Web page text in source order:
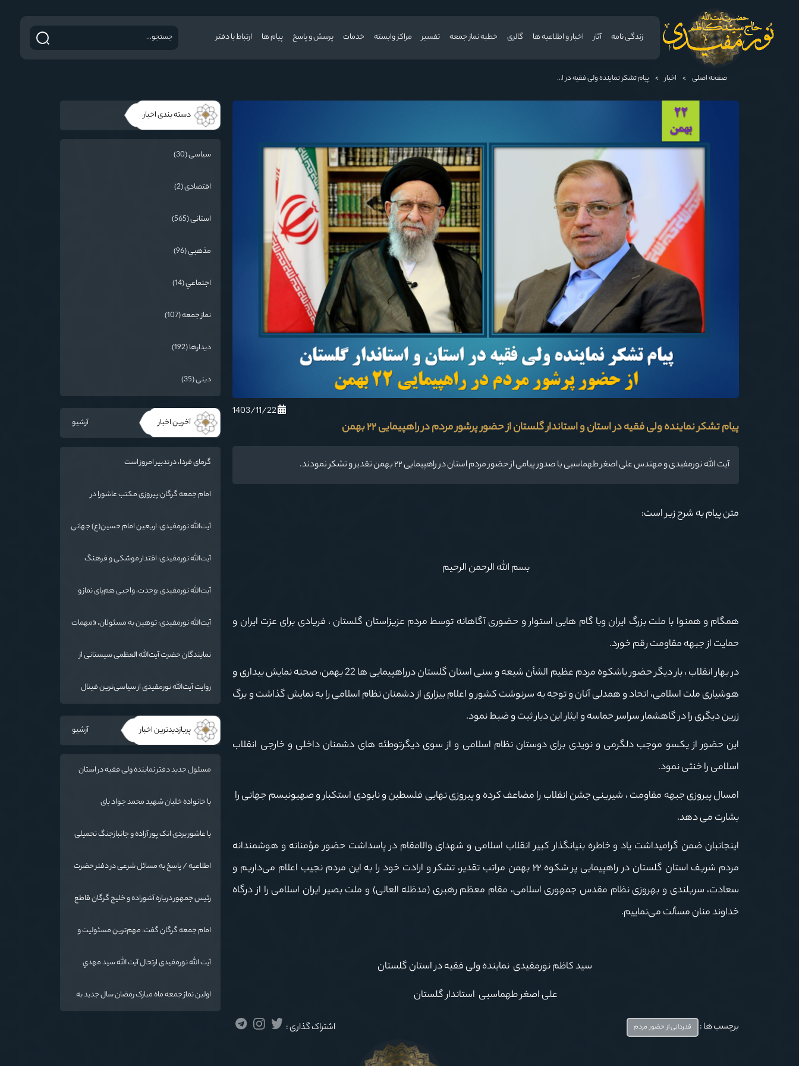
زندگی نامه آثار اخبار و اطلاعیه ها گالری خطبه نماز جمعه تفسیر مراکز وابسته خدمات پرسش و پاسخ پیام ها ارتباط با دفتر
صفحه اصلی > اخبار > پیام تشکر نماینده ولی فقیه در استان و استاندار گلستان از حضور پرشور مردم در راهپیمایی ۲۲ بهمن
1403/11/22
پیام تشکر نماینده ولی فقیه در استان و استاندار گلستان از حضور پرشور مردم در راهپیمایی ۲۲ بهمن
آیت الله نورمفیدی و مهندس علی اصغر طهماسبی با صدور پیامی از حضور مردم استان در راهپیمایی ۲۲ بهمن تقدیر و تشکر نمودند.
متن پیام به شرح زیر است:
بسم الله الرحمن الرحیم
همگام و همنوا با ملت بزرگ ایران وبا گام هایی استوار و حضوری آگاهانه توسط مردم عزیزاستان گلستان ، فریادی برای عزت ایران و
حمایت از جبهه مقاومت رقم خورد.
در بهار انقلاب ، بار دیگر حضور باشکوه مردم عظیم الشأن شیعه و سنی استان گلستان درراهپیمایی ها 22 بهمن، صحنه نمایش بیداری و
هوشیاری ملت اسلامی، اتحاد و همدلی آنان و توجه به سرنوشت کشور و اعلام بیزاری از دشمنان نظام اسلامی را به نمایش گذاشت و برگ
زرین دیگری را در گاهشمار سراسر حماسه و ایثار این دیار ثبت و ضبط نمود.
این حضور از یکسو موجب دلگرمی و نویدی برای دوستان نظام اسلامی و از سوی دیگرتوطئه های دشمنان داخلی و خارجی انقلاب
اسلامی را خنثی نمود.
امسال پیروزی جبهه مقاومت ، شیرینی جشن انقلاب را مضاعف کرده و پیروزی نهایی فلسطین و نابودی استکبار و صهیونیسم جهانی را
بشارت می دهد.
اینجانبان ضمن گرامیداشت یاد و خاطره بنیانگذار کبیر انقلاب اسلامی و شهدای والامقام در پاسداشت حضور مؤمنانه و هوشمندانه
مردم شریف استان گلستان در راهپیمایی پر شکوه ۲۲ بهمن مراتب تقدیر، تشکر و ارادت خود را به این مردم نجیب اعلام می‌داریم و
سعادت، سربلندی و بهروزی نظام مقدس جمهوری اسلامی، مقام معظم رهبری (مدظله العالی) و ملت بصیر ایران اسلامی را از درگاه
خداوند منان مسألت می‌نماییم.
سید کاظم نورمفیدی نماینده ولی فقیه در استان گلستان
علی اصغر طهماسبی استاندار گلستان
برچسب ها : قدردانی از حضور مردم اشتراک گذاری :
دسته بندی اخبار
سیاسی (30)
اقتصادی (2)
استانی (565)
مذهبي (96)
اجتماعي (14)
نماز جمعه (107)
دیدارها (192)
دینی (35)
آخرین اخبار آرشیو
گرمای فردا، در تدبیر امروز است
امام جمعه گرگان:پیروزی مکتب عاشورا در
نمی‌شود
آیت‌الله نورمفیدی: اربعین امام حسین(ع) جهانی
تهمت به مسئولان حد شرعی دارد
آیت‌الله نورمفیدی: اقتدار موشکی و فرهنگ
تا ضرورت روایتگری جهانی
آیت‌الله نورمفیدی :وحدت، واجبی هم‌پای نماز و
آیت‌الله نورمفیدی: توهین به مسئولان، «مهمات
به جای جنگ است
نمایندگان حضرت آیت‌الله العظمی سیستانی از
کردند
روایت آیت‌الله نورمفیدی از سیاسی‌ترین فینال
می‌نشیند
پربازدیدترین اخبار
آرشیو
مسئول جدید دفتر نماینده ولی فقیه در استان
با خانواده خلبان شهید محمد جواد بای
با عاشور بردی اتک پور آزاده و جانبازجنگ تحمیلی
اطلاعیه / پاسخ به مسائل شرعی در دفتر حضرت
رئیس جمهور درباره آشوراده و خلیج گرگان قاطع
امام جمعه گرگان گفت: مهم‌ترین مسئولیت و
دانش‌آموزان، انسان‌سازی و تربیت نیروهای موثر
و مفید برای آینده ایران اسلامی است.
آیت الله نورمفیدی ارتحال آیت الله سيد مهدي
اولین نماز جمعه ماه مبارک رمضان سال جدید به